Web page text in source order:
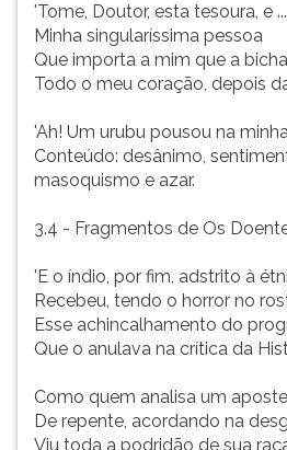
'Tome, Doutor, esta tesoura, e
Minha singularíssima pessoa
Que importa a mim que a
Todo o meu coração, depois
'Ah! Um urubu pousou na
Conteúdo: desânimo,
masoquismo e azar.
3.4 - Fragmentos de Os
'E o índio, por fim, adstrito à
Recebeu, tendo o horror no
Esse achincalhamento do
Que o anulava na crítica da
Como quem analisa um
De repente, acordando na
Viu toda a podridão de sua